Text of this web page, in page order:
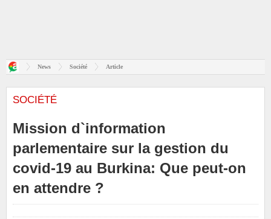
News Société Article
SOCIÉTÉ
Mission d`information
parlementaire sur la gestion du
covid-19 au Burkina: Que peut-on
en attendre ?